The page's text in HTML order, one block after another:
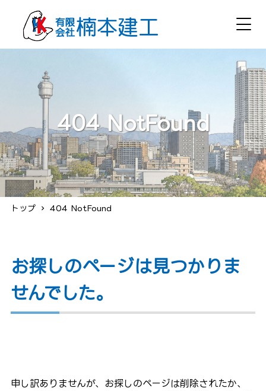
404 NotFound
トップ 404 NotFound
お探しのページは見つかりま
せんでした。
申し訳ありませんが、お探しのページは削除されたか、